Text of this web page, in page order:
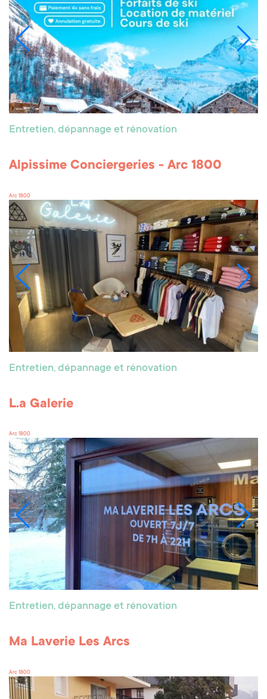
Entretien, dépannage et rénovation
Alpissime Conciergeries - Arc 1800
Arc 1800
Entretien, dépannage et rénovation
L.a Galerie
Arc 1800
Entretien, dépannage et rénovation
Ma Laverie Les Arcs
Arc 1800